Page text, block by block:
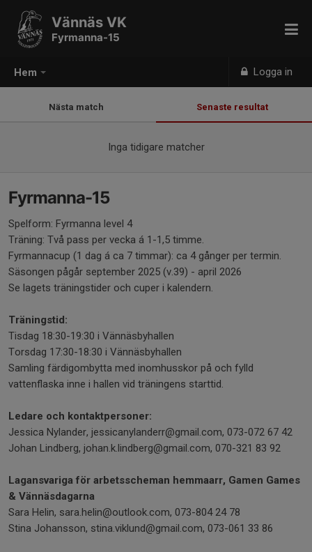
Hem Logga in
Vännäs VK
Fyrmanna-15
Nästa match Senaste resultat
Inga tidigare matcher
Fyrmanna-15
Spelform: Fyrmanna level 4
Träning: Två pass per vecka á 1-1,5 timme.
Fyrmannacup (1 dag á ca 7 timmar): ca 4 gånger per termin.
Säsongen pågår september 2025 (v.39) - april 2026
Se lagets träningstider och cuper i kalendern.
Träningstid:
Tisdag 18:30-19:30 i Vännäsbyhallen
Torsdag 17:30-18:30 i Vännäsbyhallen
Samling färdigombytta med inomhusskor på och fylld
vattenflaska inne i hallen vid träningens starttid.
Ledare och kontaktpersoner:
Jessica Nylander, jessicanylanderr@gmail.com, 073-072 67 42
Johan Lindberg, johan.k.lindberg@gmail.com, 070-321 83 92
Lagansvariga för arbetsscheman hemmaarr, Gamen Games
& Vännäsdagarna
Sara Helin, sara.helin@outlook.com, 073-804 24 78
Stina Johansson, stina.viklund@gmail.com, 073-061 33 86